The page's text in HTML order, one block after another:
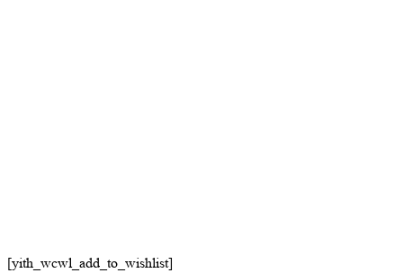
[yith_wcwl_add_to_wishlist]